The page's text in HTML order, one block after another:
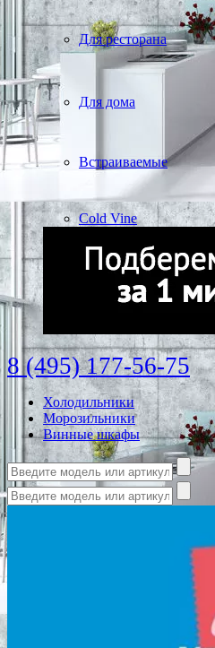
Для ресторана
Для дома
Встраиваемые
Cold Vine
8 (495) 177-56-75
Холодильники
Морозильники
Винные шкафы